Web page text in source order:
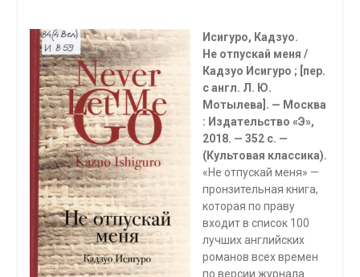
Исигуро, Кадзуо.
Не отпускай меня /
Кадзуо Исигуро ; [пер.
с англ. Л. Ю.
Мотылева]. — Москва
: Издательство «Э»,
2018. — 352 с. —
(Культовая классика).
«Не отпускай меня» —
пронзительная книга,
которая по праву
входит в список 100
лучших английских
романов всех времен
по версии журнала